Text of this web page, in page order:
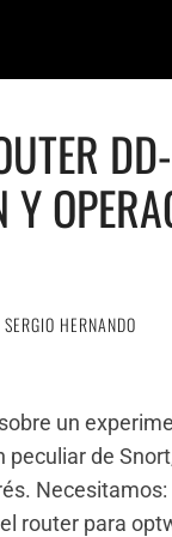
Y
SERGIO HERNANDO
un
de
Necesitamos:
router para